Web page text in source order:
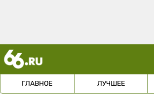
ГЛАВНОЕ ЛУЧШЕЕ